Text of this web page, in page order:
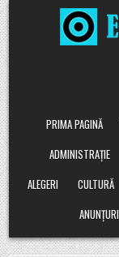
Skip
to
content
PRIMA PAGINĂ
ADMINISTRAȚIE
ALEGERI
CULTURĂ
ANUNȚURI